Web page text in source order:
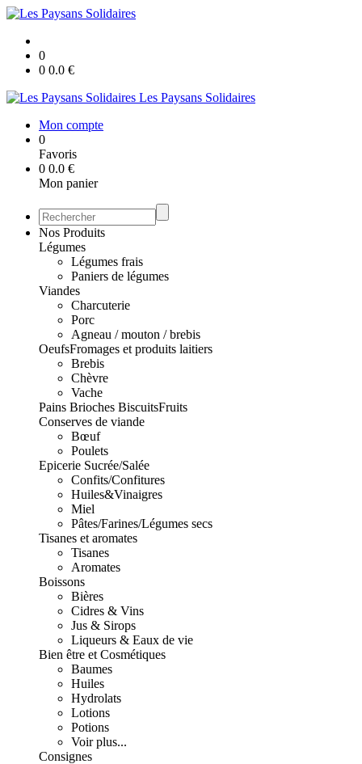
0
0 0.0 €
Les Paysans Solidaires
Mon compte
0
Favoris
0 0.0 €
Mon panier
Nos Produits
Légumes
Légumes frais
Paniers de légumes
Viandes
Charcuterie
Porc
Agneau / mouton / brebis
OeufsFromages et produits laitiers
Brebis
Chèvre
Vache
Pains Brioches BiscuitsFruits
Conserves de viande
Bœuf
Poulets
Epicerie Sucrée/Salée
Confits/Confitures
Huiles&Vinaigres
Miel
Pâtes/Farines/Légumes secs
Tisanes et aromates
Tisanes
Aromates
Boissons
Bières
Cidres & Vins
Jus & Sirops
Liqueurs & Eaux de vie
Bien être et Cosmétiques
Baumes
Huiles
Hydrolats
Lotions
Potions
Voir plus...
Consignes